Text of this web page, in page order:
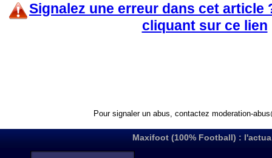
Signalez une erreur dans cet article
cliquant sur ce lien
Pour signaler un abus, contactez moderation-
Maxifoot (100% Football) :